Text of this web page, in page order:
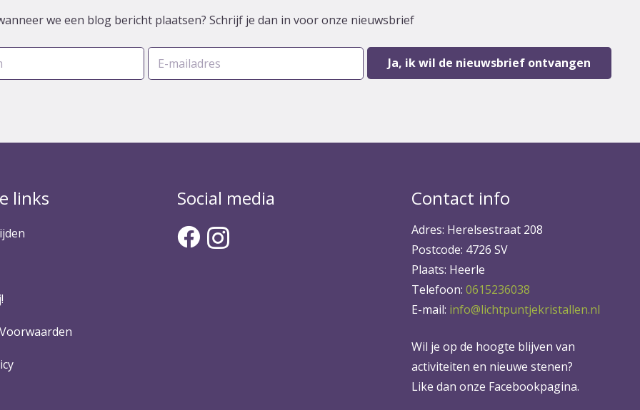
we een blog bericht plaatsen? Schrijf je dan in voor onze nieuwsbrief
links Social media Contact info
Adres: Herelsestraat 208
Postcode: 4726 SV
Plaats: Heerle
Telefoon: 0615236038
E-mail: info@lichtpuntjekristallen.nl
Wil je op de hoogte blijven van
activiteiten en nieuwe stenen?
Like dan onze Facebookpagina.